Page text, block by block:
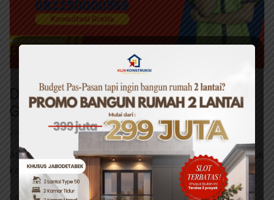
Daftar Harga Atap Spandek
Galvalum, Zincalume, & Polyester
JASA PASANG ATAP · JULI 17, 2025
Atap spandek menjadi salah satu material favorit untuk
konstruksi rumah, …
Lanjutkan membaca →